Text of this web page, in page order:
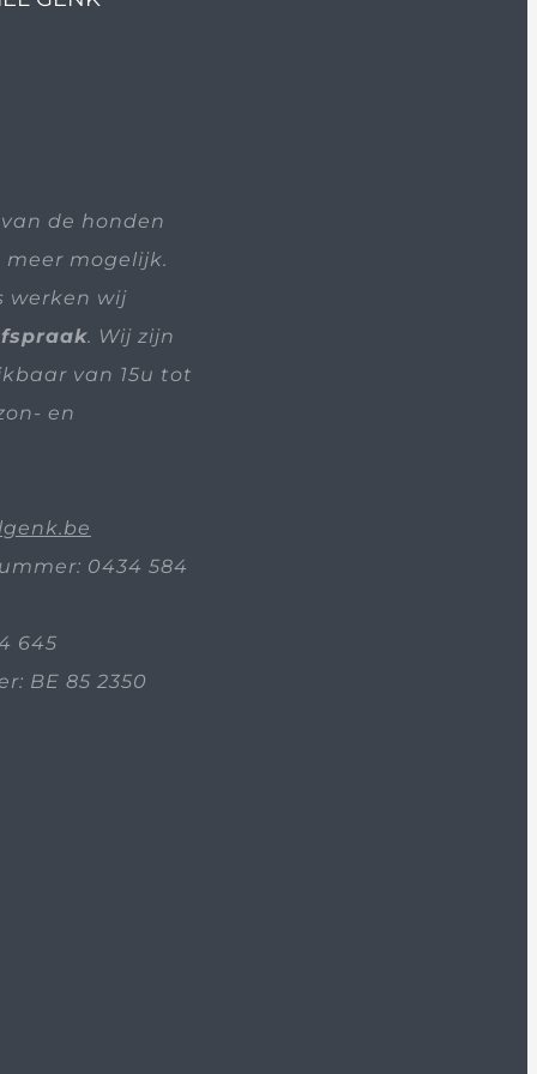
de honden
mogelijk.
werken wij
. Wij zijn
van 15u tot
en
0434 584
645
BE 85 2350